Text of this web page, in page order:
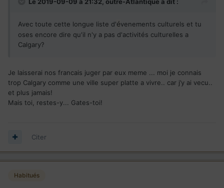
Avec toute cette longue liste d'évenements culturels et tu
oses encore dire qu'il n'y a pas d'activités culturelles a
Calgary?
Je laisserai nos francais juger par eux meme ... moi je connais
trop Calgary comme une ville super platte a vivre.. car j’y ai vecu..
et plus jamais!
Mais toi, restes-y... Gates-toi!
Citer
Habitués